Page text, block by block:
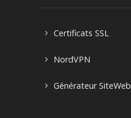
Certificats SSL
Générateur SiteWeb
NordVPN